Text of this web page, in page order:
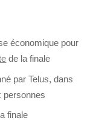
économique pour
de la finale
par Telus, dans
personnes
finale